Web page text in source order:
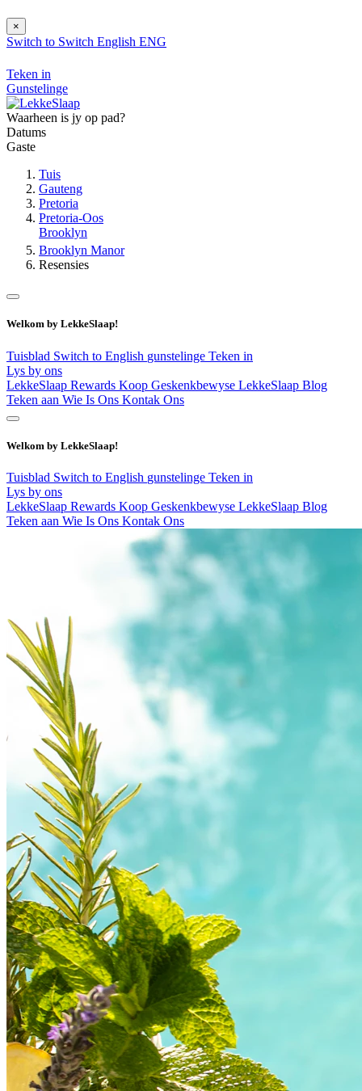
×
Switch to Switch English ENG
Teken in
Gunstelinge
Waarheen is jy op pad?
Datums
Gaste
Tuis
Gauteng
Pretoria
Pretoria-Oos
Brooklyn
Brooklyn Manor
Resensies
Welkom by LekkeSlaap!
Tuisblad Switch to English gunstelinge Teken in
Lys by ons
LekkeSlaap Rewards Koop Geskenkbewyse LekkeSlaap Blog
Teken aan Wie Is Ons Kontak Ons
Welkom by LekkeSlaap!
Tuisblad Switch to English gunstelinge Teken in
Lys by ons
LekkeSlaap Rewards Koop Geskenkbewyse LekkeSlaap Blog
Teken aan Wie Is Ons Kontak Ons